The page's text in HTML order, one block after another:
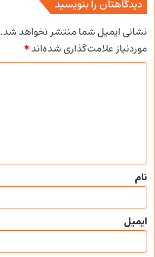
دیدگاهتان را بنویسید
نشانی ایمیل شما منتشر نخواهد شد.
موردنیاز علامت‌گذاری شده‌اند*
د
*
نام
ایمیل